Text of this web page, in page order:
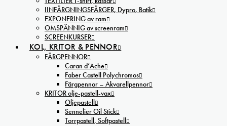
IINFÄRGNINGSFÄRGER, Dypro, Batik
EXPONERING av ram
OMSPÄNNIG av screenram
SCREENKURSER
KOL, KRITOR & PENNOR
FÄRGPENNOR
Caran d’Ache
Faber Castell Polychromos
Färgpennor – Akvarellpennor
KRITOR olje-pastell-vax
Oljepastell
Sennelier Oil Stick
Torrpastell, Softpastell